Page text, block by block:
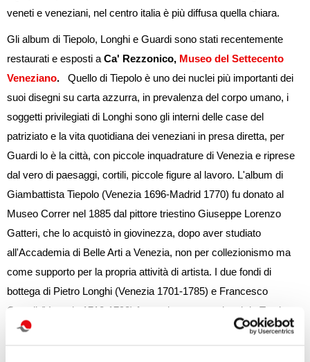
veneti e veneziani, nel centro italia è più diffusa quella chiara.
Gli album di Tiepolo, Longhi e Guardi sono stati recentemente
restaurati e esposti a Ca' Rezzonico, Museo del Settecento
Veneziano.
Quello di Tiepolo è uno dei nuclei più importanti dei
suoi disegni su carta azzurra, in prevalenza del corpo umano, i
soggetti privilegiati di Longhi sono gli interni delle case del
patriziato e la vita quotidiana dei veneziani in presa diretta, per
Guardi lo è la città, con piccole inquadrature di Venezia e riprese
dal vero di paesaggi, cortili, piccole figure al lavoro. L'album di
Giambattista Tiepolo (Venezia 1696-Madrid 1770) fu donato al
Museo Correr nel 1885 dal pittore triestino Giuseppe Lorenzo
Gatteri, che lo acquistò in giovinezza, dopo aver studiato
all'Accademia di Belle Arti a Venezia, non per collezionismo ma
come supporto per la propria attività di artista. I due fondi di
bottega di Pietro Longhi (Venezia 1701-1785) e Francesco
Guardi (Venezia 1712-1793) furono invece acquistati da Teodoro
Correr dai figli degli stessi artisti non molto tempo prima della